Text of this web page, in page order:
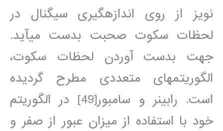
نويز از روی اندازه⁯گيری سيگنال در
لحظات سکوت صحبت بدست مي‎آيد.
جهت بدست آوردن لحظات سکوت،
الگوريتمهای متعددی مطرح گرديده
است. رابينر و سامبور[49] در الگوريتم
خود با استفاده از ميزان عبور از صفر و